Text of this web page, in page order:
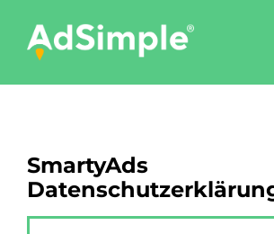
content
Tools
Pressemitteilungen
SmartyAds